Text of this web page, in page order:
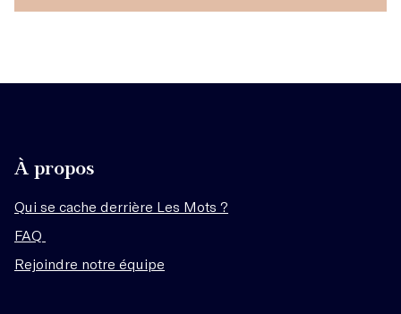
À propos
Qui se cache derrière Les Mots ?
FAQ
Rejoindre notre équipe